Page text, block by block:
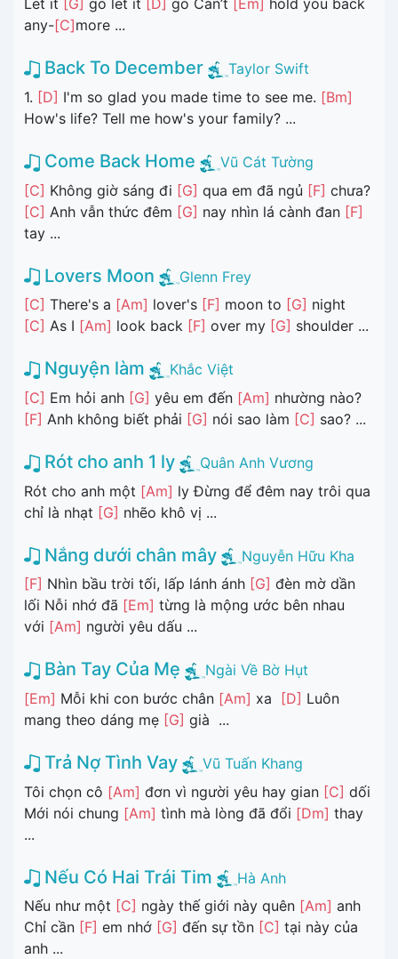
Let it [G] go let it [D] go Can’t [Em]
hold you back
any-[C]more ...
Back To December
Taylor Swift
1. [D] I'm so glad you made time to see me. [Bm]
How's life? Tell me how's your family? ...
Come Back Home
Vũ Cát Tường
[C] Không giờ sáng đi [G] qua em đã ngủ [F] chưa?
[C] Anh vẫn thức đêm [G] nay nhìn lá cành đan [F]
tay ...
Lovers Moon
Glenn Frey
[C] There's a [Am] lover's [F] moon to [G] night
[C] As I [Am] look back [F] over my [G] shoulder ...
Nguyện làm
Khắc Việt
[C] Em hỏi anh [G] yêu em đến [Am] nhường nào?
[F] Anh không biết phải [G] nói sao làm [C] sao? ...
Rót cho anh 1 ly
Quân Anh Vương
Rót cho anh một [Am] ly Đừng để đêm nay trôi qua
chỉ là nhạt [G] nhẽo khô vị ...
Nắng dưới chân mây
Nguyễn Hữu Kha
[F] Nhìn bầu trời tối, lấp lánh ánh [G] đèn mờ dần
lối Nỗi nhớ đã [Em] từng là mộng ước bên nhau
với [Am] người yêu dấu ...
Bàn Tay Của Mẹ
Ngài Về Bờ Hụt
[Em] Mỗi khi con bước chân [Am] xa [D] Luôn
mang theo dáng mẹ [G] già ...
Trả Nợ Tình Vay
Vũ Tuấn Khang
Tôi chọn cô [Am] đơn vì người yêu hay gian [C] dối
Mới nói chung [Am] tình mà lòng đã đổi [Dm] thay
...
Nếu Có Hai Trái Tim
Hà Anh
Nếu như một [C] ngày thế giới này quên [Am] anh
Chỉ cần [F] em nhớ [G] đến sự tồn [C] tại này của
anh ...